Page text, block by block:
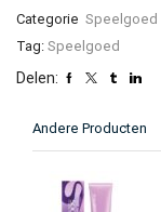
Categorie Speelgoed
Tag: Speelgoed
Delen:
Andere Producten